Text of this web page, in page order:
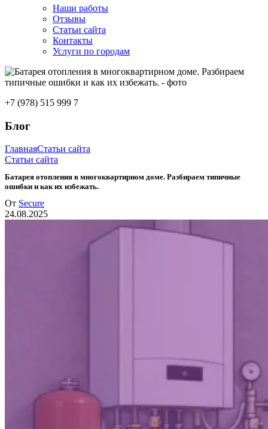
Наши работы
Отзывы
Статьи сайта
Контакты
Услуги по городам
+7 (978) 515 999 7
Блог
ГлавнаяСтатьи сайта
Статьи сайта
Батарея отопления в многоквартирном доме. Разбираем типичные
ошибки и как их избежать.
От Secure
24.08.2025